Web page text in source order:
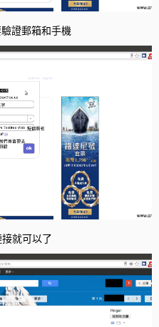
證郵箱和手機
就可以了